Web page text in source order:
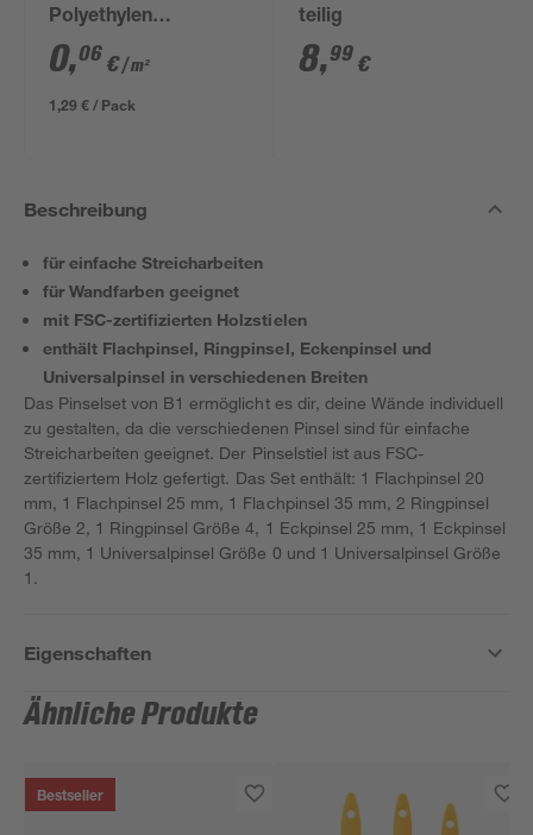
Polyethylen
transparent 4 x 5 m
0,06 €/ m²
1,29 € / Pack
teilig
8,99 €
Beschreibung
für einfache Streicharbeiten
für Wandfarben geeignet
mit FSC-zertifizierten Holzstielen
enthält Flachpinsel, Ringpinsel, Eckenpinsel und
Universalpinsel in verschiedenen Breiten
Das Pinselset von B1 ermöglicht es dir, deine Wände individuell
zu gestalten, da die verschiedenen Pinsel sind für einfache
Streicharbeiten geeignet. Der Pinselstiel ist aus FSC-
zertifiziertem Holz gefertigt. Das Set enthält: 1 Flachpinsel 20
mm, 1 Flachpinsel 25 mm, 1 Flachpinsel 35 mm, 2 Ringpinsel
Größe 2, 1 Ringpinsel Größe 4, 1 Eckpinsel 25 mm, 1 Eckpinsel
35 mm, 1 Universalpinsel Größe 0 und 1 Universalpinsel Größe
1.
Eigenschaften
Ähnliche Produkte
Bestseller